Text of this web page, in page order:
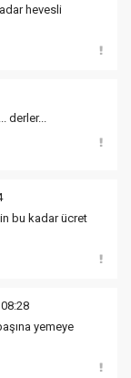
hevesli
derler...
bu kadar ücret
yemeye